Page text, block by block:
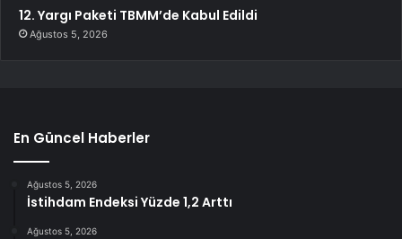
12. Yargı Paketi TBMM’de Kabul Edildi
Ağustos 5, 2026
En Güncel Haberler
Ağustos 5, 2026
İstihdam Endeksi Yüzde 1,2 Arttı
Ağustos 5, 2026